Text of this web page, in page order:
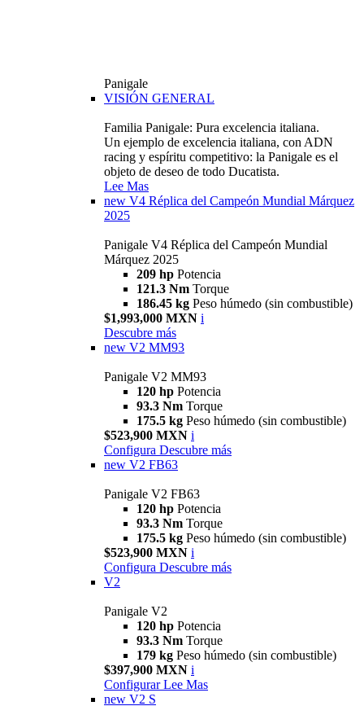
Panigale
VISIÓN GENERAL
Familia Panigale: Pura excelencia italiana.
Un ejemplo de excelencia italiana, con ADN
racing y espíritu competitivo: la Panigale es el
objeto de deseo de todo Ducatista.
Lee Mas
new V4 Réplica del Campeón Mundial Márquez
2025
Panigale V4 Réplica del Campeón Mundial
Márquez 2025
209 hp Potencia
121.3 Nm Torque
186.45 kg Peso húmedo (sin combustible)
$1,993,000 MXN i
Descubre más
new V2 MM93
Panigale V2 MM93
120 hp Potencia
93.3 Nm Torque
175.5 kg Peso húmedo (sin combustible)
$523,900 MXN i
Configura Descubre más
new V2 FB63
Panigale V2 FB63
120 hp Potencia
93.3 Nm Torque
175.5 kg Peso húmedo (sin combustible)
$523,900 MXN i
Configura Descubre más
V2
Panigale V2
120 hp Potencia
93.3 Nm Torque
179 kg Peso húmedo (sin combustible)
$397,900 MXN i
Configurar Lee Mas
new V2 S